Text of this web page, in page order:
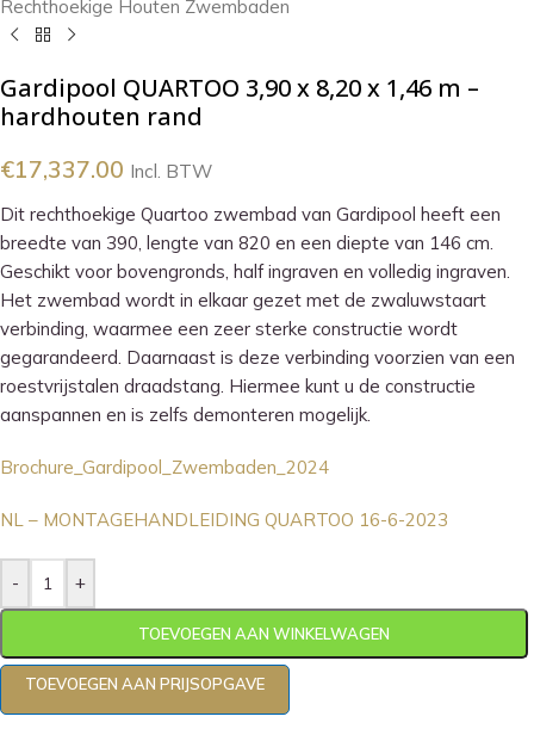
Rechthoekige Houten Zwembaden
Gardipool QUARTOO 3,90 x 8,20 x 1,46 m –
hardhouten rand
€17,337.00 Incl. BTW
Dit rechthoekige Quartoo zwembad van Gardipool heeft een
breedte van 390, lengte van 820 en een diepte van 146 cm.
Geschikt voor bovengronds, half ingraven en volledig ingraven.
Het zwembad wordt in elkaar gezet met de zwaluwstaart
verbinding, waarmee een zeer sterke constructie wordt
gegarandeerd. Daarnaast is deze verbinding voorzien van een
roestvrijstalen draadstang. Hiermee kunt u de constructie
aanspannen en is zelfs demonteren mogelijk.
Brochure_Gardipool_Zwembaden_2024
NL – MONTAGEHANDLEIDING QUARTOO 16-6-2023
- +
TOEVOEGEN AAN WINKELWAGEN
TOEVOEGEN AAN PRIJSOPGAVE